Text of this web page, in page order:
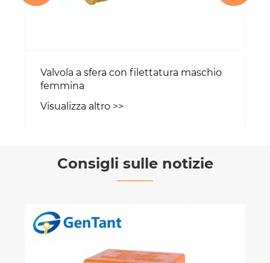
Valvola a sfera con filettatura maschio
femmina
Visualizza altro >>
Consigli sulle notizie